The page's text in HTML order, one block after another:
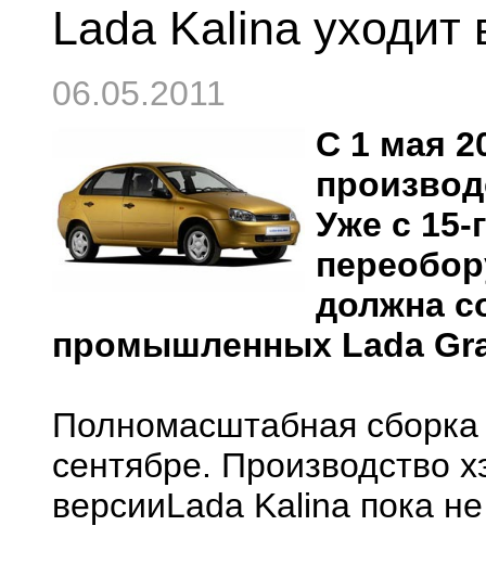
Lada Kalina уходит
06.05.2011
С 1 мая
Уже с 15-
должна
промышленных Lada
Полномасштабная
сентябре. Производство
версииLada Kalina пока